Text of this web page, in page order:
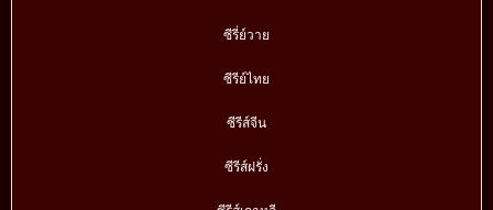
ซีรี่ย์วาย
ซีรีย์ไทย
ซีรีส์จีน
ซีรีส์ฝรั่ง